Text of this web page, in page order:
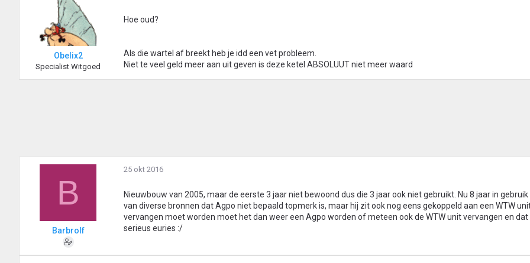
Obelix2
Specialist Witgoed
Hoe oud?
Als die wartel af breekt heb je idd een vet probleem.
Niet te veel geld meer aan uit geven is deze ketel ABSOLUUT niet meer waard
B
Barbrolf
25 okt 2016
Nieuwbouw van 2005, maar de eerste 3 jaar niet bewoond dus die 3 jaar ook niet gebruikt. Nu 8 jaar in gebruik
van diverse bronnen dat Agpo niet bepaald topmerk is, maar hij zit ook nog eens gekoppeld aan een WTW
vervangen moet worden moet het dan weer een Agpo worden of meteen ook de WTW unit vervangen en dat
serieus euries :/